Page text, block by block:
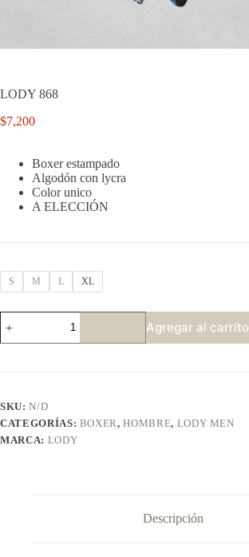
LODY 868
$7,200
Boxer estampado
Algodón con lycra
Color unico
A ELECCIÓN
S M L XL
LODY
868
cantidad
Agregar al carrito
SKU:N/D
CATEGORÍAS: BOXER,HOMBRE, LODY MEN
MARCA: LODY
Descripción